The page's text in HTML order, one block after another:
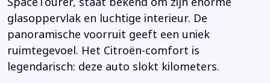
glasoppervlak en luchtige interieur. De
panoramische voorruit geeft een uniek
ruimtegevoel. Het Citroën-comfort is
legendarisch: deze auto slokt kilometers.